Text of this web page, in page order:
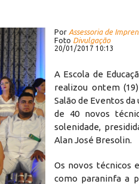
Por Assessoria de
Foto Divulgação
20/01/2017 10:13
A Escola de
realizou ontem
Salão de Eventos
de 40 novos
solenidade,
Alan José Bresolin.
Os novos técnicos
como paraninfa a